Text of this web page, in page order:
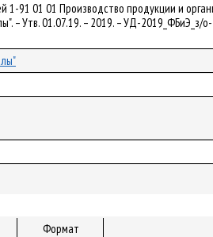
91 01 01 Производство продукции и
– Утв. 01.07.19. – 2019. – УД-2019_ФБиЭ_з/
Формат